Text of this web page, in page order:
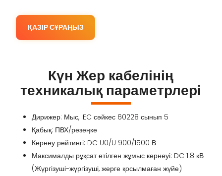
ҚАЗІР СҰРАҢЫЗ
Күн Жер кабелінің
техникалық параметрлері
Дирижер: Мыс, IEC сәйкес 60228 сынып 5
Қабық: ПВХ/резеңке
Кернеу рейтингі: DC U0/U 900/1500 В
Максималды рұқсат етілген жұмыс кернеуі: DC 1.8 кВ
(Жүргізуші-жүргізуші, жерге қосылмаған жүйе)